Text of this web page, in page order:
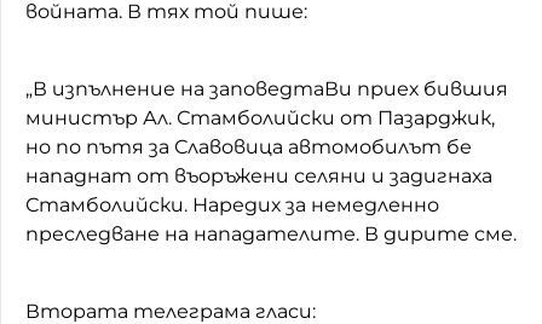
войната. В тях той пише:
„В изпълнение на заповедтаВи приех бившия
министър Ал. Стамболийски от Пазарджик,
но по пътя за Славовица автомобилът бе
нападнат от въоръжени селяни и задигнаха
Стамболийски. Наредих за немедленно
преследване на нападателите. В дирите сме.
Втората телеграма гласи: